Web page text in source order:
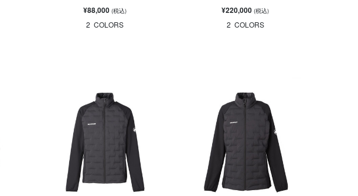
¥88,000 (税込)
2 COLORS
¥220,000(税込)
2 COLORS